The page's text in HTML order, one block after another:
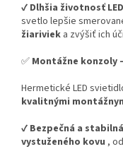
✔ Dlhšia životnosť
svetlo lepšie
žiariviek a zvýšiť ich
✅ Montážne konzoly
Hermetické LED
kvalitnými
✔️ Bezpečná a
vystuženého kovu ,